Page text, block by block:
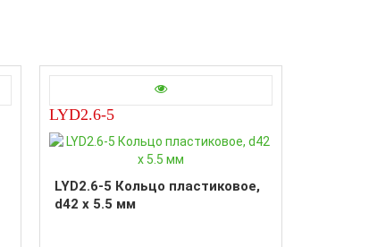
LYD2.6-5
LYD2.6-5 Кольцо пластиковое,
d42 x 5.5 мм